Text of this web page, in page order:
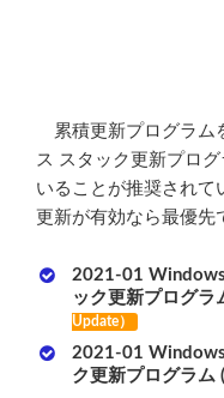
累積更新プログラム
ス スタック更新プロ
いることが推奨されて
更新が有効なら最優先
2021-01
ック更新プログラ
Update）
2021-01
ク更新プログラム (